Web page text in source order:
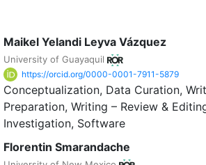
Maikel Yelandi Leyva Vázquez
University of Guayaquil
https://orcid.org/0000-0001-7911-5879
Conceptualization Data Curation
Preparation Writing – Review &
Investigation Software
Florentin Smarandache